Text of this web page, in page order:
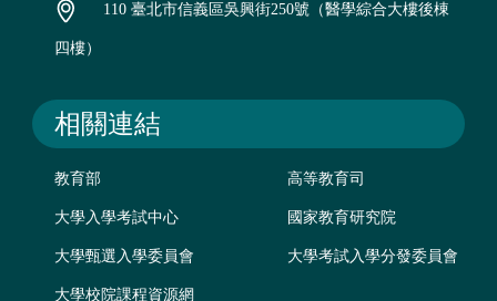
110 臺北市信義區吳興街250號（醫學綜合大樓後棟
四樓）
相關連結
教育部 高等教育司
大學入學考試中心 國家教育研究院
大學甄選入學委員會 大學考試入學分發委員會
大學校院課程資源網